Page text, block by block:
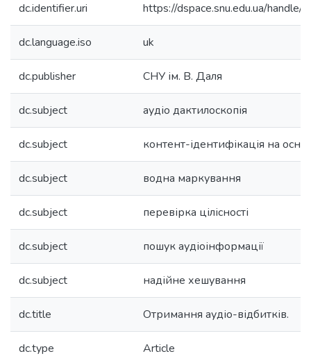
dc.identifier.uri https://dspace.snu.edu.ua/
dc.language.iso uk
dc.publisher СНУ ім. В. Даля
dc.subject аудіо дактилоскопія
dc.subject контент-ідентифікація на
dc.subject водна маркування
dc.subject перевірка цілісності
dc.subject пошук аудіоінформації
dc.subject надійне хешування
dc.title Отримання аудіо-відбитків.
dc.type Article